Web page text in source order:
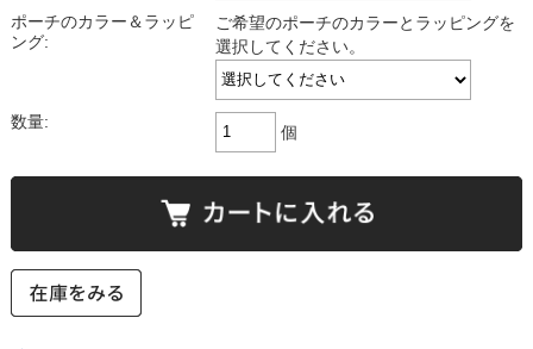
ポーチのカラー＆ラッピ
ング:
ご希望のポーチのカラーとラッピングを
選択してください。
数量:
個